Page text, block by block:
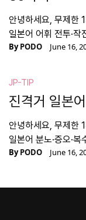
안녕하세요, 무제한
일본어 어휘 전투·
ByPODO June 16,
JP-TIP
진격거 일본
안녕하세요, 무제한
일본어 분노·증오·
ByPODO June 16,